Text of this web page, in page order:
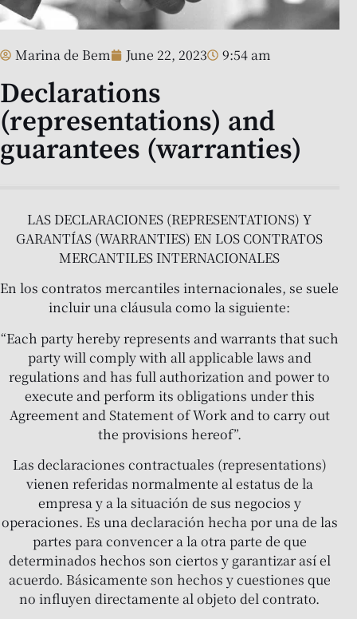
Marina de Bem June 22, 2023 9:54 am
Declarations
(representations) and
guarantees (warranties)
LAS DECLARACIONES (REPRESENTATIONS) Y
GARANTÍAS (WARRANTIES) EN LOS CONTRATOS
MERCANTILES INTERNACIONALES
En los contratos mercantiles internacionales, se suele
incluir una cláusula como la siguiente:
“Each party hereby represents and warrants that such
party will comply with all applicable laws and
regulations and has full authorization and power to
execute and perform its obligations under this
Agreement and Statement of Work and to carry out
the provisions hereof”.
Las declaraciones contractuales (representations)
vienen referidas normalmente al estatus de la
empresa y a la situación de sus negocios y
operaciones. Es una declaración hecha por una de las
partes para convencer a la otra parte de que
determinados hechos son ciertos y garantizar así el
acuerdo. Básicamente son hechos y cuestiones que
no influyen directamente al objeto del contrato.